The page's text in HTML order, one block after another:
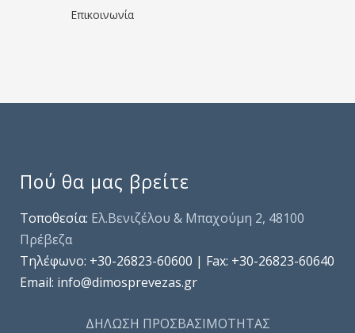
Επικοινωνία
Πού θα μας βρείτε
Τοποθεσία: Ελ.Βενιζέλου & Μπαχούμη 2, 48100
Πρέβεζα
Τηλέφωνo: +30-26823-60600 | Fax: +30-26823-60640
Email: info@dimosprevezas.gr
ΔΗΛΩΣΗ ΠΡΟΣΒΑΣΙΜΟΤΗΤΑΣ